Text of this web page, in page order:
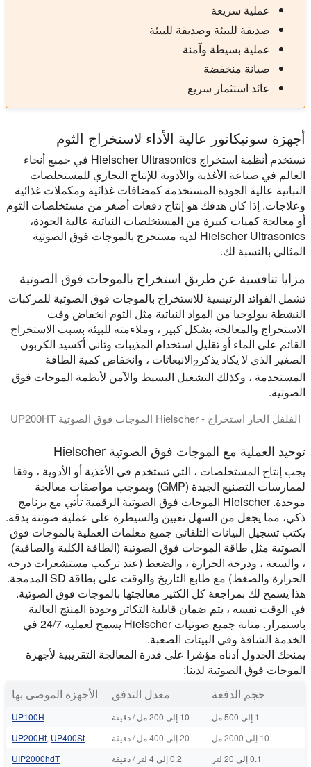
عملية سريعة
صديقة للبيئة وصديقة للبيئة
عملية بسيطة وآمنة
صيانة منخفضة
عائد استثمار سريع
أجهزة سونيكاتور عالية الأداء لاستخراج الثوم
تستخدم أنظمة استخراج Hielscher Ultrasonics في جميع أنحاء
العالم في صناعة الأغذية والأدوية للإنتاج التجاري للمستخلصات
النباتية عالية الجودة المستخدمة كمضافات غذائية ومكملات غذائية
وعلاجات. إذا كان هدفك هو إنتاج دفعات أصغر من مستخلصات الثوم
أو معالجة كميات كبيرة من المستخلصات النباتية عالية الجودة،
Hielscher Ultrasonics لديه مستخرج بالموجات فوق الصوتية
المثالي بالنسبة لك.
مزايا تنافسية عن طريق استخراج بالموجات فوق الصوتية
تشمل الفوائد الرئيسية للاستخراج بالموجات فوق الصوتية للمركبات
النشطة بيولوجيا من المواد النباتية مثل الثوم انخفاض وقت
الاستخراج والمعالجة بشكل كبير ، وملاءمته للبيئة بسبب الاستخراج
القائم على الماء أو تقليل استخدام المذيبات وثاني أكسيد الكربون
الصغير الذي لا يكاد يذكر 2الانبعاثات ، وانخفاض كمية الطاقة
المستخدمة ، وكذلك التشغيل البسيط والآمن لأنظمة الموجات فوق
الصوتية.
الفلفل الحار استخراج - Hielscher الموجات فوق الصوتية UP200HT
توحيد العملية مع الموجات فوق الصوتية Hielscher
يجب إنتاج المستخلصات ، التي تستخدم في الأغذية أو الأدوية ، وفقا
لممارسات التصنيع الجيدة (GMP) وبموجب مواصفات معالجة
موحدة. Hielscher الموجات فوق الصوتية الرقمية تأتي مع برنامج
ذكي، مما يجعل من السهل تعيين والسيطرة على عملية صوتنة بدقة.
يكتب تسجيل البيانات التلقائي جميع معلمات العملية بالموجات فوق
الصوتية مثل طاقة الموجات فوق الصوتية (الطاقة الكلية والصافية)
، والسعة ، ودرجة الحرارة ، والضغط (عند تركيب مستشعرات درجة
الحرارة والضغط) مع طابع التاريخ والوقت على بطاقة SD المدمجة.
هذا يسمح لك بمراجعة كل الكثير معالجتها بالموجات فوق الصوتية.
في الوقت نفسه ، يتم ضمان قابلية التكاثر وجودة المنتج العالية
باستمرار. متانة جميع صوتيات Hielscher يسمح لعملية 24/7 في
الخدمة الشاقة وفي البيئات الصعبة.
يمنحك الجدول أدناه مؤشرا على قدرة المعالجة التقريبية لأجهزة
الموجات فوق الصوتية لدينا:
حجم الدفعة
معدل التدفق الأجهزة الموصى بها
1 إلى 500 مل 10 إلى 200 مل / دقيقة
UP100H
10 إلى 2000 مل
20 إلى 400 مل / دقيقة UP200Ht, UP400St
0.1 إلى 20 لتر
0.2 إلى 4 لتر / دقيقة UIP2000hdT